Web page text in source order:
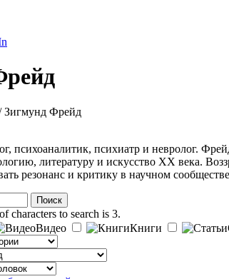
Зигмунд Фрейд
психоаналитик, психиатр и невролог.
литературу и искусство XX века.
резонанс и критику в научном
Поиск
characters to search is 3.
Видео Книги